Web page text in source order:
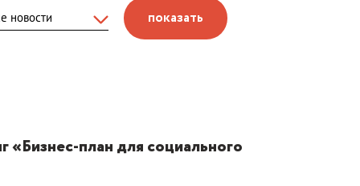
показать
«Бизнес-план для социального